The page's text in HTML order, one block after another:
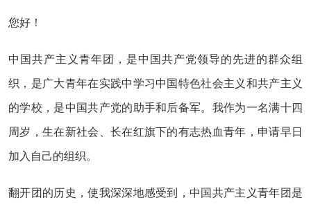
您好！
中国共产主义青年团，是中国共产党领导的先进的群众组
织，是广大青年在实践中学习中国特色社会主义和共产主义
的学校，是中国共产党的助手和后备军。我作为一名满十四
周岁，生在新社会、长在红旗下的有志热血青年，申请早日
加入自己的组织。
翻开团的历史，使我深深地感受到，中国共产主义青年团是